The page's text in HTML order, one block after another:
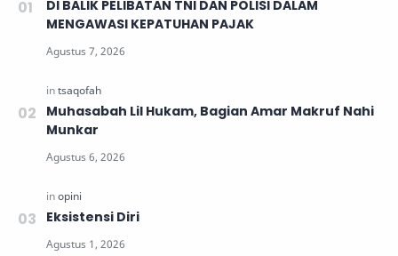
DI BALIK PELIBATAN TNI DAN POLISI DALAM
MENGAWASI KEPATUHAN PAJAK
Muhasabah Lil Hukam, Bagian Amar Makruf Nahi
Munkar
Eksistensi Diri